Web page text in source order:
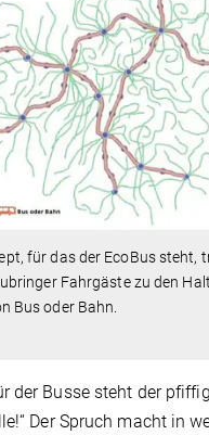
für das der EcoBus steht,
Fahrgäste zu den
Bus oder Bahn.
der Busse steht der
Der Spruch macht in